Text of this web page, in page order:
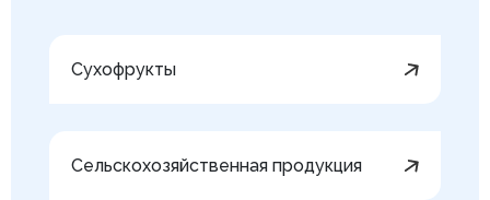
Сухофрукты
Сельскохозяйственная продукция